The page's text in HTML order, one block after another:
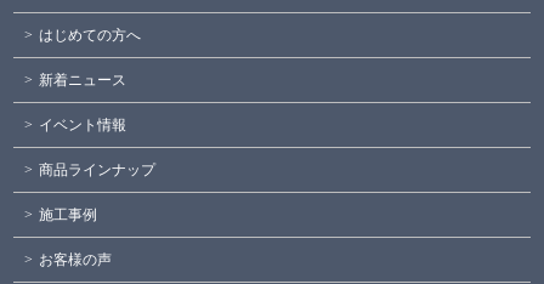
はじめての方へ
新着ニュース
イベント情報
商品ラインナップ
施工事例
お客様の声